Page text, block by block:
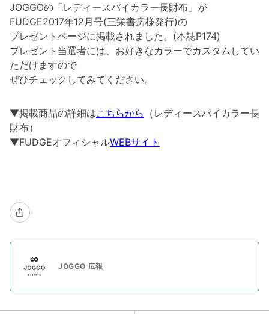
JOGGOの「レディースバイカラー長財布」が
FUDGE2017年12月号(三栄書房様発行)の
プレゼントページに掲載されました。(本誌P174)
プレゼント当選者には、お好きなカラーでカスタムしてい
ただけますので
ぜひチェックしてみてください。
▼掲載商品の詳細はこちらから （レディースバイカラー長
財布）
▼FUDGEオフィシャルWEBサイト
JOGGO 広報